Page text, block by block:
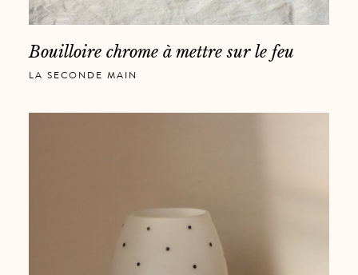
Bouilloire chrome à mettre sur le feu
LA SECONDE MAIN